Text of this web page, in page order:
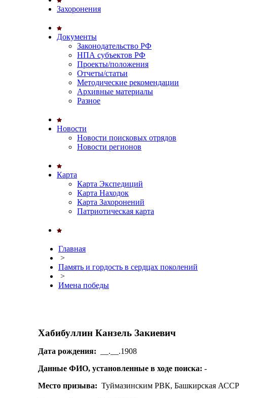
Захоронения
Документы
Законодательство РФ
НПА субъектов РФ
Проекты/положения
Отчеты/статьи
Методические рекомендации
Архивные материалы
Разное
Новости
Новости поисковых отрядов
Новости регионов
Карта
Карта Экспедиций
Карта Находок
Карта Захоронений
Патриотическая карта
Главная
>
Память и гордость в сердцах поколений
>
Имена победы
Хабибуллин Канзель Закиевич
Дата рождения: __.__.1908
Данные ФИО, установленные в ходе поиска: -
Место призыва: Туймазинским РВК, Башкирская АССР